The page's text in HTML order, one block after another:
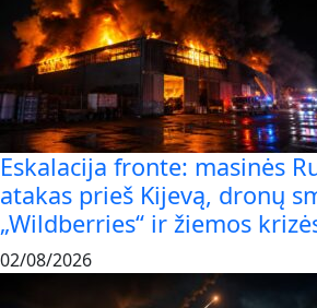
Eskalacija fronte: masinės
atakas prieš Kijevą, dronų
„Wildberries“ ir žiemos
02/08/2026